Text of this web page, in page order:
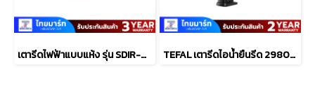
เตารีดไฟฟ้าแบบแห้ง รุ่น SDIR-013 TEFAL เตารีดไอน้ำยืนรีด 2980W 5.บาร์ ไอน้ำ90กรัม รุ่น QT1510T0